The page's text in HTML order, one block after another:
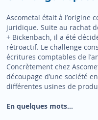
Ascometal était à l’origine
juridique. Suite au rachat
+ Bickenbach, il a été
rétroactif. Le challenge
écritures comptables de
Concrètement chez
découpage d’une société
différentes usines de
En quelques mots…